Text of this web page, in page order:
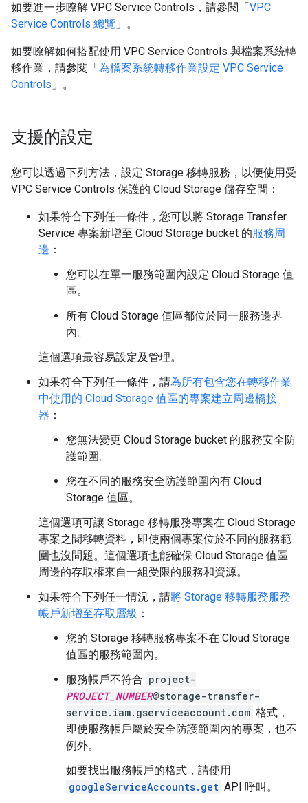
如要進一步瞭解 VPC Service Controls，請參閱「VPC
Service Controls 總覽 」。
如要瞭解如何搭配使用 VPC Service Controls 與檔案系統轉
移作業，請參閱「為檔案系統轉移作業設定 VPC Service
Controls 」。
支援的設定
您可以透過下列方法，設定 Storage 移轉服務，以便使用受
VPC Service Controls 保護的 Cloud Storage 儲存空間：
如果符合下列任一條件，您可以將 Storage Transfer
Service 專案新增至 Cloud Storage bucket 的服務周
邊 ：
您可以在單一服務範圍內設定 Cloud Storage 值
區。
所有 Cloud Storage 值區都位於同一服務邊界
內。
這個選項最容易設定及管理。
如果符合下列任一條件，請為所有包含您在轉移作業
中使用的 Cloud Storage 值區的專案建立周邊橋接
器 ：
您無法變更 Cloud Storage bucket 的服務安全防
護範圍。
您在不同的服務安全防護範圍內有 Cloud
Storage 值區。
這個選項可讓 Storage 移轉服務專案在 Cloud Storage
專案之間移轉資料，即使兩個專案位於不同的服務範
圍也沒問題。這個選項也能確保 Cloud Storage 值區
周邊的存取權來自一組受限的服務和資源。
如果符合下列任一情況，請將 Storage 移轉服務服務
帳戶新增至存取層級 ：
您的 Storage 移轉服務專案不在 Cloud Storage
值區的服務範圍內。
服務帳戶不符合 project-
PROJECT_NUMBER@storage-transfer-
service.iam.gserviceaccount.com 格式，
即使服務帳戶屬於安全防護範圍內的專案，也不
例外。
如要找出服務帳戶的格式，請使用
googleServiceAccounts.get API 呼叫。